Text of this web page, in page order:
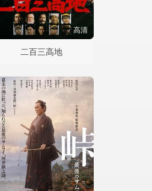
高清
二百三高地